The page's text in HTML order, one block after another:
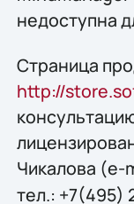
недоступна
Страница
http://
Чикалова (e-
тел.: +7(495)